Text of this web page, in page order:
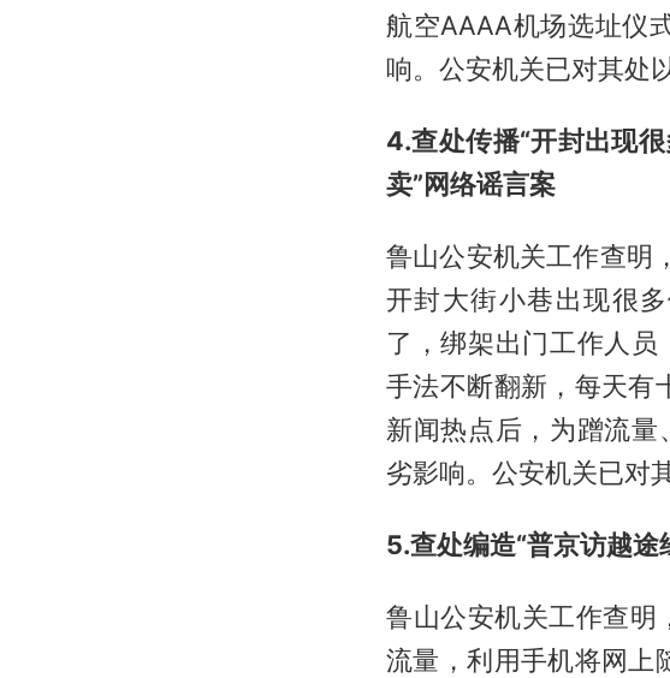
航空AAAA机场选址仪
响。公安机关已对其处
4.查处传播“开封出现
卖”网络谣言案
鲁山公安机关工作查明
开封大街小巷出现很
了，绑架出门工作人
手法不断翻新，每天有
新闻热点后，为蹭流
劣影响。公安机关已对
5.查处编造“普京访越
鲁山公安机关工作查明
流量，利用手机将网上